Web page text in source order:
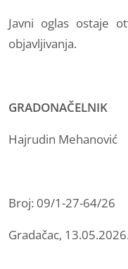
Javni oglas ostaje
objavljivanja.
GRADONAČELNIK
Hajrudin Mehanović
Broj: 09/1-27-64/26
Gradačac,